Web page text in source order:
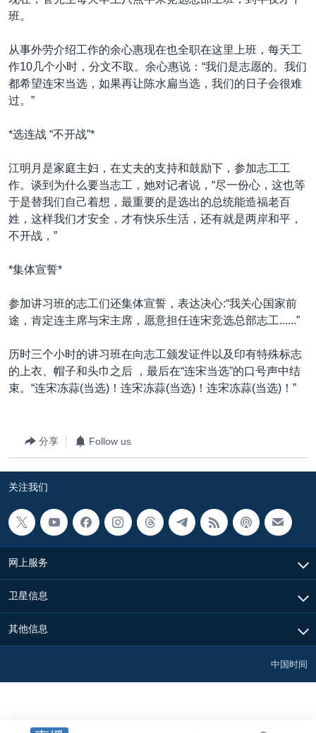
班。
从事外劳介绍工作的余心惠现在也全职在这里上班，每天工
作10几个小时，分文不取。余心惠说：“我们是志愿的。我们
都希望连宋当选，如果再让陈水扁当选，我们的日子会很难
过。”
*选连战 “不开战”*
江明月是家庭主妇，在丈夫的支持和鼓励下，参加志工工
作。谈到为什么要当志工，她对记者说，“尽一份心，这也等
于是替我们自己着想，最重要的是选出的总统能造福老百
姓，这样我们才安全，才有快乐生活，还有就是两岸和平，
不开战，”
*集体宣誓*
参加讲习班的志工们还集体宣誓，表达决心:“我关心国家前
途，肯定连主席与宋主席，愿意担任连宋竞选总部志工......”
历时三个小时的讲习班在向志工颁发证件以及印有特殊标志
的上衣、帽子和头巾之后 ，最后在“连宋当选”的口号声中结
束。“连宋冻蒜(当选)！连宋冻蒜(当选)！连宋冻蒜(当选)！”
分享 Follow us
关注我们
网上服务
卫星信息
其他信息
中国时间